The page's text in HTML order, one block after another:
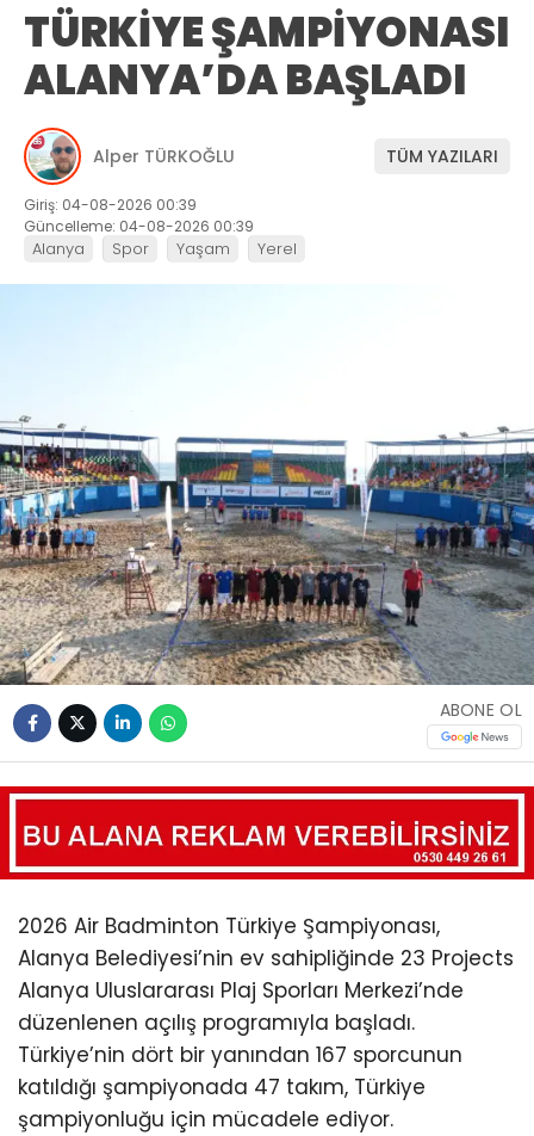
TÜRKİYE ŞAMPİYONASI
ALANYA’DA BAŞLADI
Alper TÜRKOĞLU TÜM YAZILARI
Giriş: 04-08-2026 00:39
Güncelleme: 04-08-2026 00:39
Alanya Spor Yaşam Yerel
ABONE OL
2026 Air Badminton Türkiye Şampiyonası,
Alanya Belediyesi’nin ev sahipliğinde 23 Projects
Alanya Uluslararası Plaj Sporları Merkezi’nde
düzenlenen açılış programıyla başladı.
Türkiye’nin dört bir yanından 167 sporcunun
katıldığı şampiyonada 47 takım, Türkiye
şampiyonluğu için mücadele ediyor.